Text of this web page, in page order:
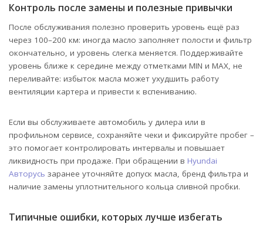
Контроль после замены и полезные привычки
После обслуживания полезно проверить уровень ещё раз
через 100–200 км: иногда масло заполняет полости и фильтр
окончательно, и уровень слегка меняется. Поддерживайте
уровень ближе к середине между отметками MIN и MAX, не
переливайте: избыток масла может ухудшить работу
вентиляции картера и привести к вспениванию.
Если вы обслуживаете автомобиль у дилера или в
профильном сервисе, сохраняйте чеки и фиксируйте пробег –
это помогает контролировать интервалы и повышает
ликвидность при продаже. При обращении в Hyundai
Авторусь заранее уточняйте допуск масла, бренд фильтра и
наличие замены уплотнительного кольца сливной пробки.
Типичные ошибки, которых лучше избегать